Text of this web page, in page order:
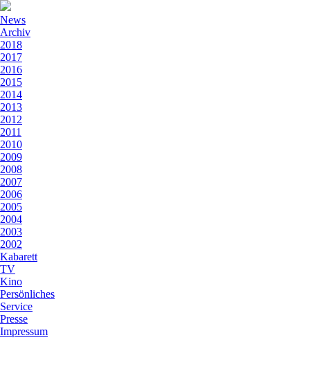
News
Archiv
2018
2017
2016
2015
2014
2013
2012
2011
2010
2009
2008
2007
2006
2005
2004
2003
2002
Kabarett
TV
Kino
Persönliches
Service
Presse
Impressum